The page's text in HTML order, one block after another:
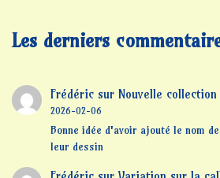
Les derniers
Frédéricsur Nouvelle
2026-02-06
Bonne idée d'avoir ajouté le nom
leur dessin